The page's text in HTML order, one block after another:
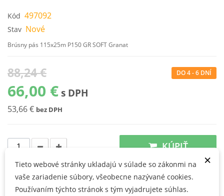
Kód 497092
Stav Nové
Brúsny pás 115x25m P150 GR SOFT Granat
88,24 €
66,00 € s DPH
53,66 € bez DPH
DO 4 - 6 DNÍ
KÚPIŤ
Používateľské prednosti
×
Tieto webové stránky ukladajú v súlade so zákonmi na
vaše zariadenie súbory, všeobecne nazývané cookies.
Používaním týchto stránok s tým vyjadrujete súhlas.